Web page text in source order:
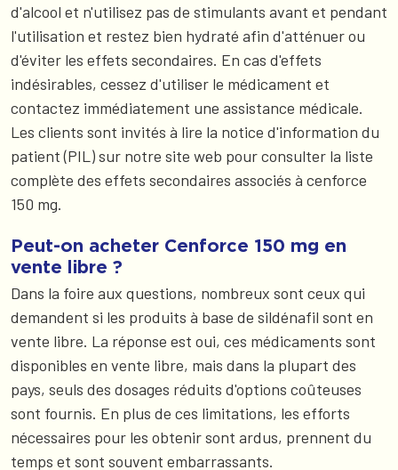
d'alcool et n'utilisez pas de stimulants avant et pendant
l'utilisation et restez bien hydraté afin d'atténuer ou
d'éviter les effets secondaires. En cas d'effets
indésirables, cessez d'utiliser le médicament et
contactez immédiatement une assistance médicale.
Les clients sont invités à lire la notice d'information du
patient (PIL) sur notre site web pour consulter la liste
complète des effets secondaires associés à cenforce
150 mg.
Peut-on acheter Cenforce 150 mg en
vente libre ?
Dans la foire aux questions, nombreux sont ceux qui
demandent si les produits à base de sildénafil sont en
vente libre. La réponse est oui, ces médicaments sont
disponibles en vente libre, mais dans la plupart des
pays, seuls des dosages réduits d'options coûteuses
sont fournis. En plus de ces limitations, les efforts
nécessaires pour les obtenir sont ardus, prennent du
temps et sont souvent embarrassants.